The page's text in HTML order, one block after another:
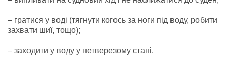
– гратися у воді (тягнути когось за ноги під воду, робити
захвати шиї, тощо);
– заходити у воду у нетверезому стані.